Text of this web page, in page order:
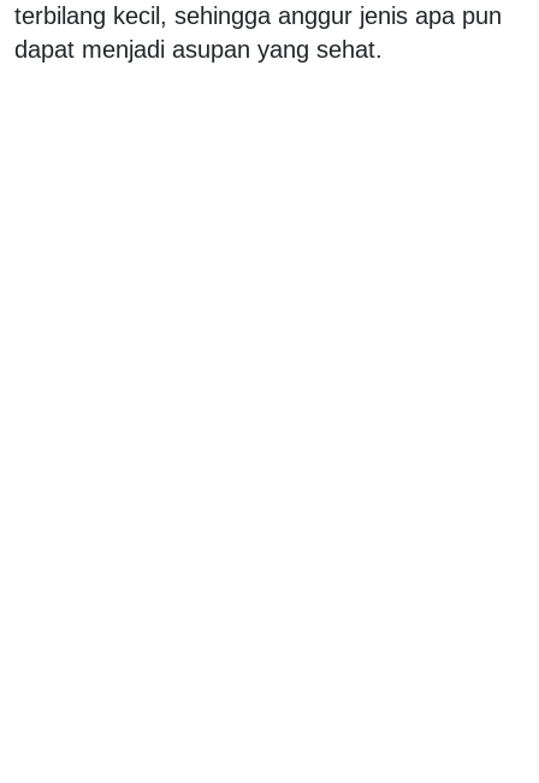
terbilang kecil, sehingga anggur jenis apa pun
dapat menjadi asupan yang sehat.